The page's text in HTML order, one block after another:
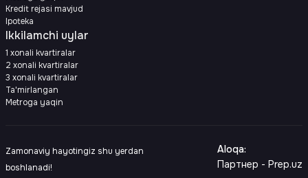
Kredit rejasi mavjud
Ipoteka
Ikkilamchi uylar
1 xonali kvartiralar
2 xonali kvartiralar
3 xonali kvartiralar
Ta'mirlangan
Metroga yaqin
Zamonaviy hayotingiz shu yerdan
boshlanadi!
Aloqa:
Партнер - Prep.uz